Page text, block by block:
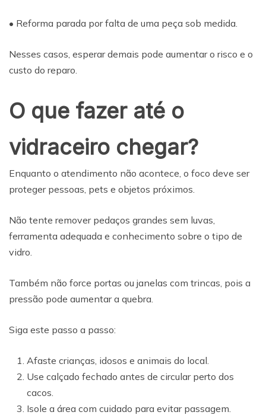
• Reforma parada por falta de uma peça sob medida.
Nesses casos, esperar demais pode aumentar o risco e o
custo do reparo.
O que fazer até o
vidraceiro chegar?
Enquanto o atendimento não acontece, o foco deve ser
proteger pessoas, pets e objetos próximos.
Não tente remover pedaços grandes sem luvas,
ferramenta adequada e conhecimento sobre o tipo de
vidro.
Também não force portas ou janelas com trincas, pois a
pressão pode aumentar a quebra.
Siga este passo a passo:
Afaste crianças, idosos e animais do local.
Use calçado fechado antes de circular perto dos
cacos.
Isole a área com cuidado para evitar passagem.